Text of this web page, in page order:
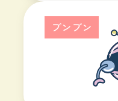
ブンブン